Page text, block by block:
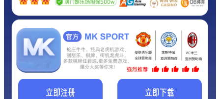
Hey Guys!
我们即将上线啦...
我们的网站正在建设.